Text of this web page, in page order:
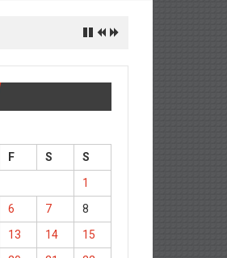
F S
S
1
6 7
8
13 14
15